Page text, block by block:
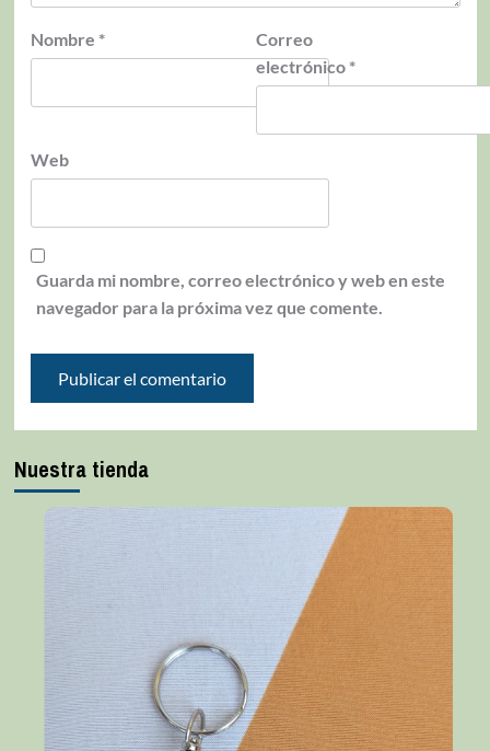
Nombre *
Correo
electrónico *
Web
Guarda mi nombre, correo electrónico y web en este
navegador para la próxima vez que comente.
Nuestra tienda